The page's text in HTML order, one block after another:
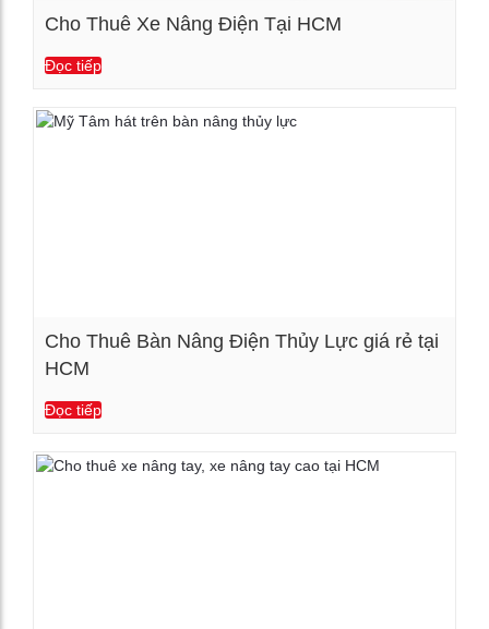
Cho Thuê Xe Nâng Điện Tại HCM
Đọc tiếp
Cho Thuê Bàn Nâng Điện Thủy Lực giá rẻ tại
HCM
Đọc tiếp